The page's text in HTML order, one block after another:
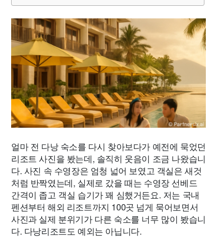
얼마 전 다낭 숙소를 다시 찾아보다가 예전에 묵었던
리조트 사진을 봤는데, 솔직히 웃음이 조금 나왔습니
다. 사진 속 수영장은 엄청 넓어 보였고 객실은 새것
처럼 반짝였는데, 실제로 갔을 때는 수영장 선베드
간격이 좁고 객실 습기가 꽤 심했거든요. 저는 국내
펜션부터 해외 리조트까지 100곳 넘게 묵어보면서
사진과 실제 분위기가 다른 숙소를 너무 많이 봤습니
다. 다낭리조트도 예외는 아닙니다.